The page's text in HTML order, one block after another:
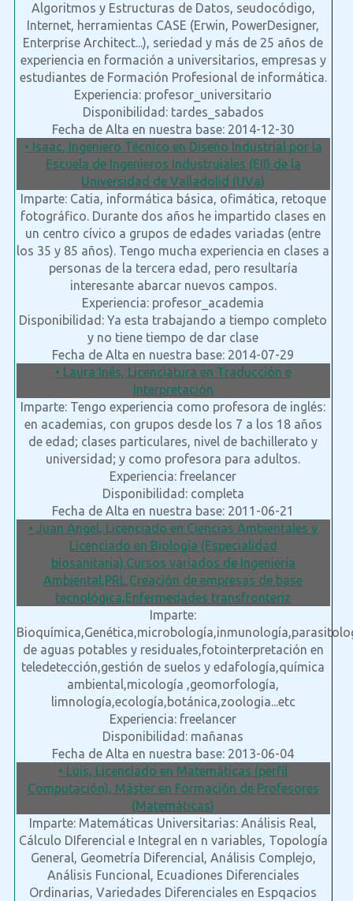
Algoritmos y Estructuras de Datos, seudocódigo,
Internet, herramientas CASE (Erwin, PowerDesigner,
Enterprise Architect...), seriedad y más de 25 años de
experiencia en formación a universitarios, empresas y
estudiantes de Formación Profesional de informática.
Experiencia: profesor_universitario
Disponibilidad: tardes_sabados
Fecha de Alta en nuestra base: 2014-12-30
• Isaac, Ingeniero Técnico en Diseño Industrial por la
Escuela de Ingenieros Industruiales (EII) de la
Universidad de Valladolid (UVa)
Imparte: Catia, informática básica, ofimática, retoque
fotográfico. Durante dos años he impartido clases en
un centro cívico a grupos de edades variadas (entre
los 35 y 85 años). Tengo mucha experiencia en clases a
personas de la tercera edad, pero resultaría
interesante abarcar nuevos campos.
Experiencia: profesor_academia
Disponibilidad: Ya esta trabajando a tiempo completo
y no tiene tiempo de dar clase
Fecha de Alta en nuestra base: 2014-07-29
• Laura Inés, Licenciatura en Traducción e
Interpretación
Imparte: Tengo experiencia como profesora de inglés:
en academias, con grupos desde los 7 a los 18 años
de edad; clases particulares, nivel de bachillerato y
universidad; y como profesora para adultos.
Experiencia: freelancer
Disponibilidad: completa
Fecha de Alta en nuestra base: 2011-06-21
• Juan Angel, Licenciado en Ciencias Ambientales y
Licenciado en Biología (Especialidad
biosanitaria).Cursos variados de Ingeniería
Ambiental,PRL,Creación de empresas de base
tecnológica,Enfermedades transfronteriz
Imparte:
de aguas potables y residuales,fotointerpretación en
teledetección,gestión de suelos y edafología,química
ambiental,micología ,geomorfología,
limnología,ecología,botánica,zoologia...etc
Experiencia: freelancer
Disponibilidad: mañanas
Fecha de Alta en nuestra base: 2013-06-04
• Luis, Licenciado en Matemáticas (perfil
Computación), Máster en Formación de Profesores
(Matemáticas)
Imparte: Matemáticas Universitarias: Análisis Real,
Cálculo DIferencial e Integral en n variables, Topología
General, Geometría Diferencial, Análisis Complejo,
Análisis Funcional, Ecuadiones Diferenciales
Ordinarias, Variedades Diferenciales en Espqacios